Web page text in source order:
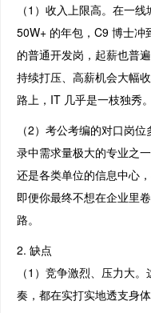
（1）收入上限高。在一
50W+ 的年包，C9 博士冲
的普通开发岗，起薪也普
持续打压、高薪机会大幅
路上，IT 几乎是一枝独秀。
（2）考公考编的对口岗
录中需求量极大的专业之
还是各类单位的信息中心
即便你最终不想在企业里
路。
2. 缺点
（1）竞争激烈、压力大
奏，都在实打实地透支身